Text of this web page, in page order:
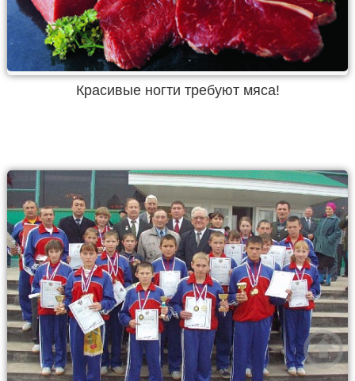
Красивые ногти требуют мяса!